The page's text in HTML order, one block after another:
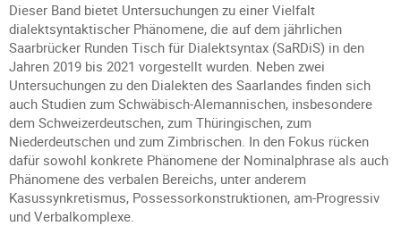
Dieser Band bietet Untersuchungen zu einer Vielfalt
dialektsyntaktischer Phänomene, die auf dem jährlichen
Saarbrücker Runden Tisch für Dialektsyntax (SaRDiS) in den
Jahren 2019 bis 2021 vorgestellt wurden. Neben zwei
Untersuchungen zu den Dialekten des Saarlandes finden sich
auch Studien zum Schwäbisch-Alemannischen, insbesondere
dem Schweizerdeutschen, zum Thüringischen, zum
Niederdeutschen und zum Zimbrischen. In den Fokus rücken
dafür sowohl konkrete Phänomene der Nominalphrase als auch
Phänomene des verbalen Bereichs, unter anderem
Kasussynkretismus, Possessorkonstruktionen, am-Progressiv
und Verbalkomplexe.